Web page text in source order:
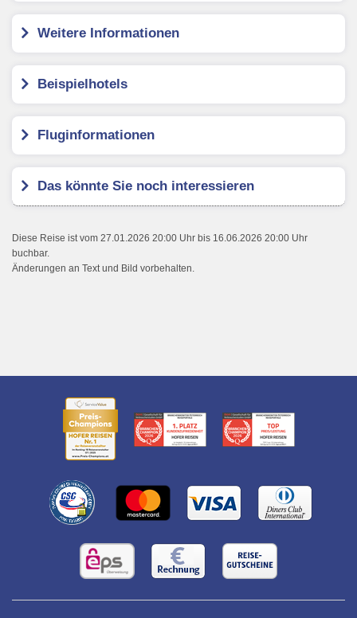
Weitere Informationen
Beispielhotels
Fluginformationen
Das könnte Sie noch interessieren
Diese Reise ist vom 27.01.2026 20:00 Uhr bis 16.06.2026 20:00 Uhr
buchbar.
Änderungen an Text und Bild vorbehalten.